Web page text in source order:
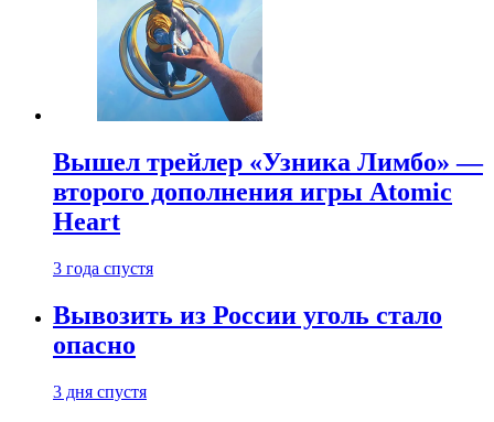
Вышел трейлер «Узника Лимбо» —
второго дополнения игры Atomic
Heart
3 года спустя
Вывозить из России уголь стало
опасно
3 дня спустя